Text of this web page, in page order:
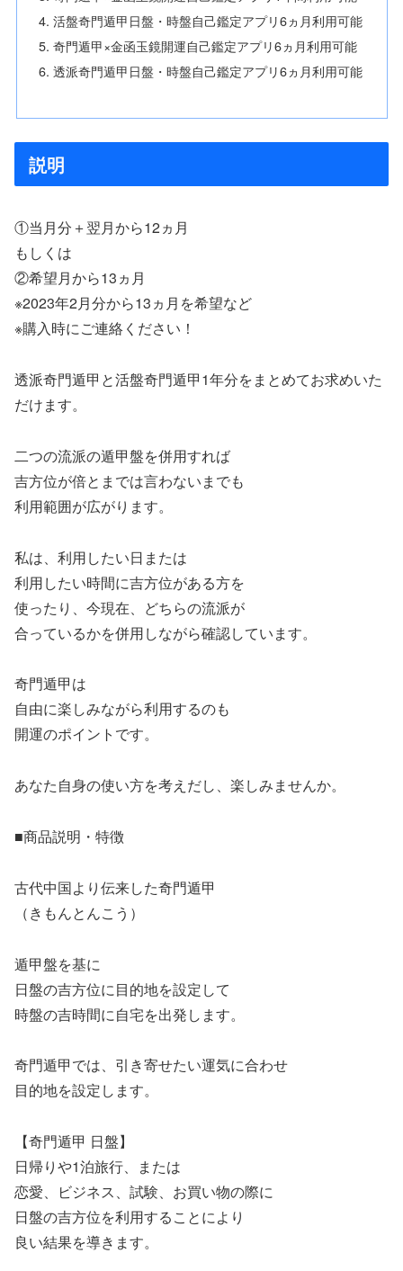
活盤奇門遁甲日盤・時盤自己鑑定アプリ6ヵ月利用可能
奇門遁甲×金函玉鏡開運自己鑑定アプリ6ヵ月利用可能
透派奇門遁甲日盤・時盤自己鑑定アプリ6ヵ月利用可能
説明
①当月分＋翌月から12ヵ月
もしくは
②希望月から13ヵ月
※2023年2月分から13ヵ月を希望など
※購入時にご連絡ください！
透派奇門遁甲と活盤奇門遁甲1年分をまとめてお求めいた
だけます。
二つの流派の遁甲盤を併用すれば
吉方位が倍とまでは言わないまでも
利用範囲が広がります。
私は、利用したい日または
利用したい時間に吉方位がある方を
使ったり、今現在、どちらの流派が
合っているかを併用しながら確認しています。
奇門遁甲は
自由に楽しみながら利用するのも
開運のポイントです。
あなた自身の使い方を考えだし、楽しみませんか。
■商品説明・特徴
古代中国より伝来した奇門遁甲
（きもんとんこう）
遁甲盤を基に
日盤の吉方位に目的地を設定して
時盤の吉時間に自宅を出発します。
奇門遁甲では、引き寄せたい運気に合わせ
目的地を設定します。
【奇門遁甲 日盤】
日帰りや1泊旅行、または
恋愛、ビジネス、試験、お買い物の際に
日盤の吉方位を利用することにより
良い結果を導きます。